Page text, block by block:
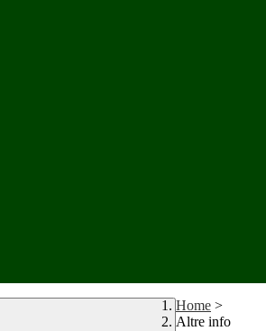
Home >
Altre info